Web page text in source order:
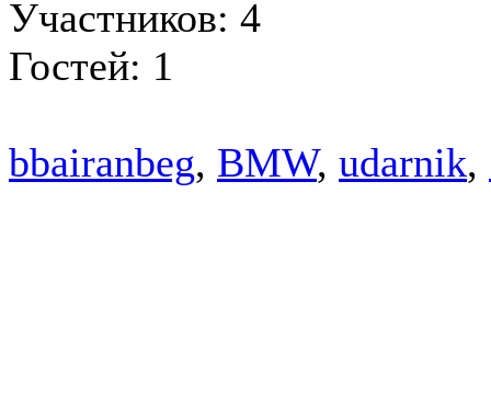
Участников: 4
Гостей: 1
bbairanbeg, BMW, udarnik,